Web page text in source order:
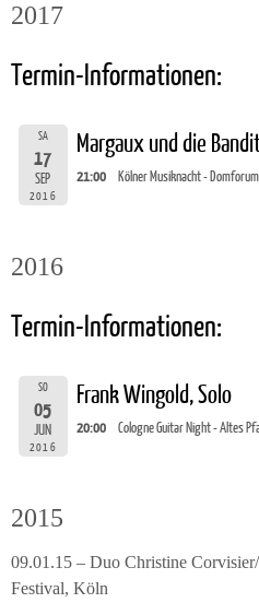
2017
Termin-Informationen:
SA
17
SEP
2016
Margaux und die
21:00 Kölner Musiknacht - Domforum
2016
Termin-Informationen:
SO
05
JUN
2016
Frank Wingold, Solo
20:00 Cologne Guitar Night - Altes
2015
09.01.15 – Duo Christine
Festival, Köln